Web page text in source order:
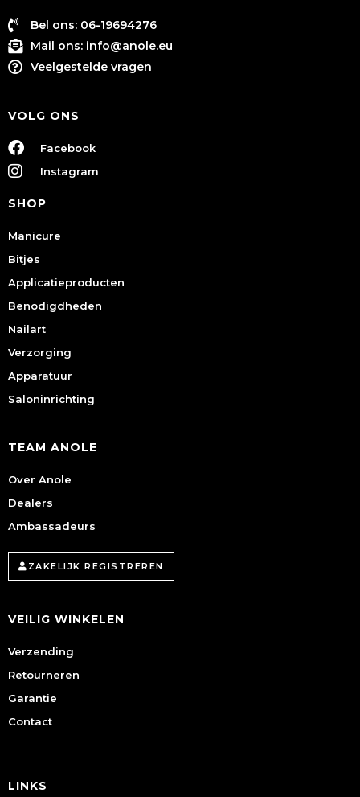
Bel ons: 06-19694276
Mail ons: info@anole.eu
Veelgestelde vragen
VOLG ONS
Facebook
Instagram
SHOP
Manicure
Bitjes
Applicatieproducten
Benodigdheden
Nailart
Verzorging
Apparatuur
Saloninrichting
TEAM ANOLE
Over Anole
Dealers
Ambassadeurs
ZAKELIJK REGISTREREN
VEILIG WINKELEN
Verzending
Retourneren
Garantie
Contact
LINKS